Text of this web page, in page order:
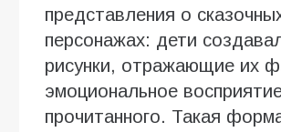
представления о
персонажах: дети
рисунки, отражающие их
эмоциональное
прочитанного. Такая